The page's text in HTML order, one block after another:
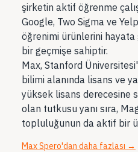
şirketin aktif öğrenme
Google, Two Sigma ve
öğrenimi ürünlerini
bir geçmişe sahiptir.
Max, Stanford
bilimi alanında lisans ve
yüksek lisans derecesine
olan tutkusu yanı sıra,
topluluğunun da aktif bir
Max Spero'dan daha fazlası →